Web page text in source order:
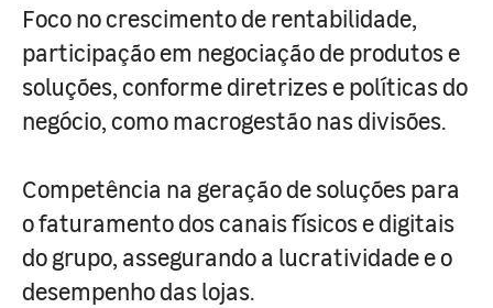
Foco no crescimento de rentabilidade,
participação em negociação de produtos e
soluções, conforme diretrizes e políticas do
negócio, como macrogestão nas divisões.
Competência na geração de soluções para
o faturamento dos canais físicos e digitais
do grupo, assegurando a lucratividade e o
desempenho das lojas.